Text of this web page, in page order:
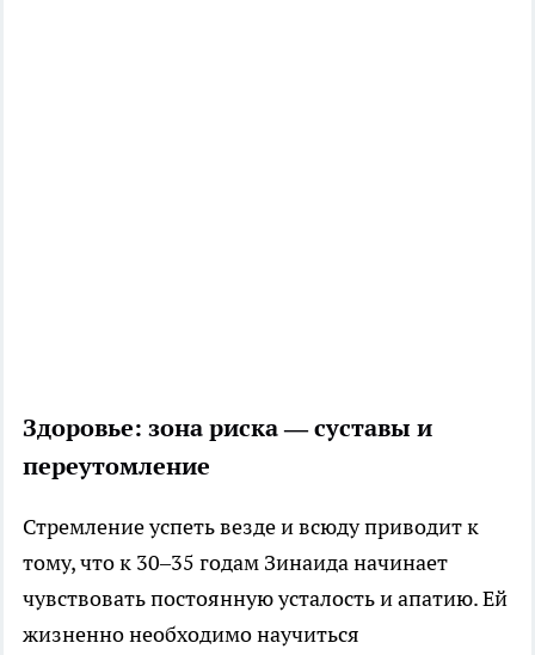
Здоровье: зона риска — суставы и
переутомление
Стремление успеть везде и всюду приводит к
тому, что к 30–35 годам Зинаида начинает
чувствовать постоянную усталость и апатию. Ей
жизненно необходимо научиться